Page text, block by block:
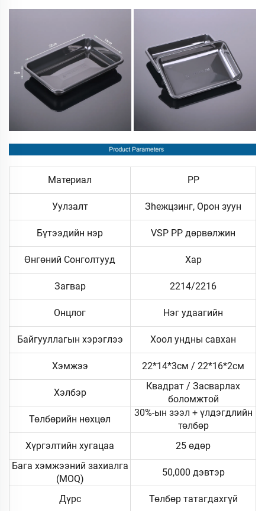
Материал PP
Уулзалт Зheжцзинг, Орон зуун
Бүтээдийн нэр VSP PP дөрвөлжин
Өнгөний Сонголтууд Хар
Загвар 2214/2216
Онцлог Нэг удаагийн
Байгууллагын хэрэглээ Хоол ундны савхан
Хэмжээ 22*14*3см / 22*16*2см
Хэлбэр
Квадрат / Засварлах
боломжтой
Төлбөрийн нөхцөл
30%-ын зээл + үлдэгдлийн
төлбөр
Хүргэлтийн хугацаа
25 өдөр
Бага хэмжээний захиалга
(MOQ)
50,000 дэвтэр
Дүрс Төлбөр татагдахгүй